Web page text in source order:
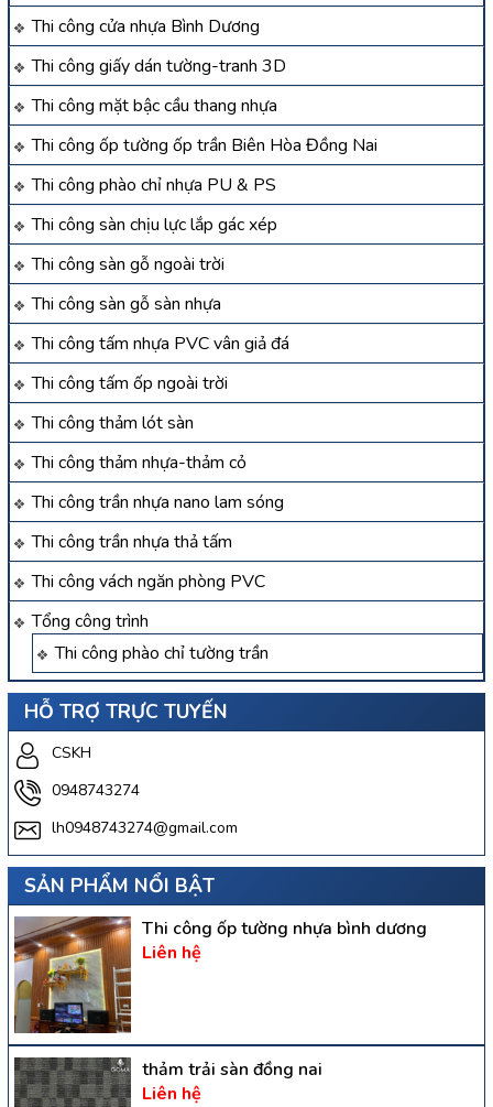
Thi công cửa nhựa Bình Dương
Thi công giấy dán tường-tranh 3D
Thi công mặt bậc cầu thang nhựa
Thi công ốp tường ốp trần Biên Hòa Đồng Nai
Thi công phào chỉ nhựa PU & PS
Thi công sàn chịu lực lắp gác xép
Thi công sàn gỗ ngoài trời
Thi công sàn gỗ sàn nhựa
Thi công tấm nhựa PVC vân giả đá
Thi công tấm ốp ngoài trời
Thi công thảm lót sàn
Thi công thảm nhựa-thảm cỏ
Thi công trần nhựa nano lam sóng
Thi công trần nhựa thả tấm
Thi công vách ngăn phòng PVC
Tổng công trình
Thi công phào chỉ tường trần
HỖ TRỢ TRỰC TUYẾN
CSKH
0948743274
lh0948743274@gmail.com
SẢN PHẨM NỔI BẬT
Thi công ốp tường nhựa bình dương
Liên hệ
thảm trải sàn đồng nai
Liên hệ